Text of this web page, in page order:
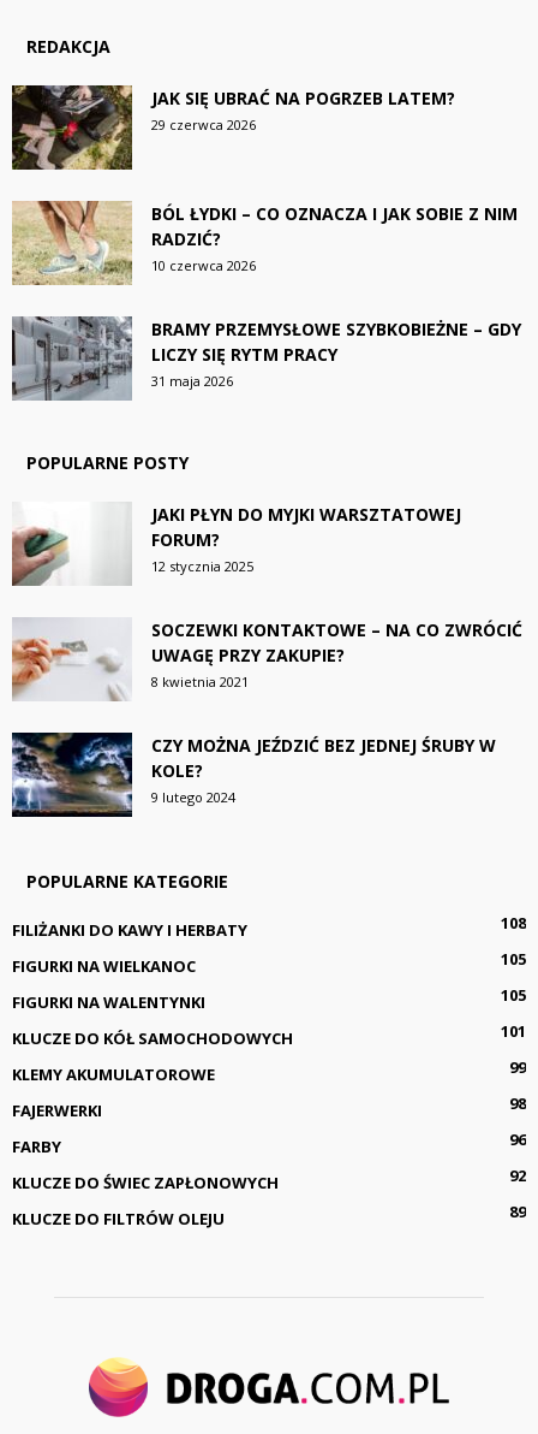
REDAKCJA
JAK SIĘ UBRAĆ NA POGRZEB LATEM?
29 czerwca 2026
BÓL ŁYDKI – CO OZNACZA I JAK SOBIE Z NIM
RADZIĆ?
10 czerwca 2026
BRAMY PRZEMYSŁOWE SZYBKOBIEŻNE – GDY
LICZY SIĘ RYTM PRACY
31 maja 2026
POPULARNE POSTY
JAKI PŁYN DO MYJKI WARSZTATOWEJ
FORUM?
12 stycznia 2025
SOCZEWKI KONTAKTOWE – NA CO ZWRÓCIĆ
UWAGĘ PRZY ZAKUPIE?
8 kwietnia 2021
CZY MOŻNA JEŹDZIĆ BEZ JEDNEJ ŚRUBY W
KOLE?
9 lutego 2024
POPULARNE KATEGORIE
FILIŻANKI DO KAWY I HERBATY
108
FIGURKI NA WIELKANOC
105
FIGURKI NA WALENTYNKI
105
KLUCZE DO KÓŁ SAMOCHODOWYCH
101
KLEMY AKUMULATOROWE
99
FAJERWERKI
98
FARBY
96
KLUCZE DO ŚWIEC ZAPŁONOWYCH
92
KLUCZE DO FILTRÓW OLEJU
89